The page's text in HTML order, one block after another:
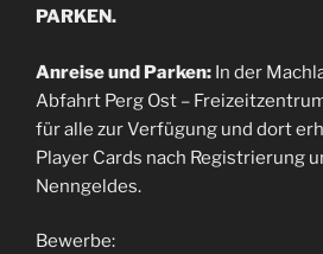
PARKEN.
Anreise und Parken: In der
Abfahrt Perg Ost –
für alle zur Verfügung und dort
Player Cards nach Registrierung
Nenngeldes.
Bewerbe: